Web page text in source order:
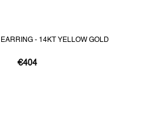
EARRING - 14KT YELLOW GOLD
€404